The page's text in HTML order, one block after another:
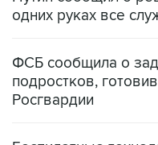
ФСБ сообщила о
Росгвардии
Беспилотные